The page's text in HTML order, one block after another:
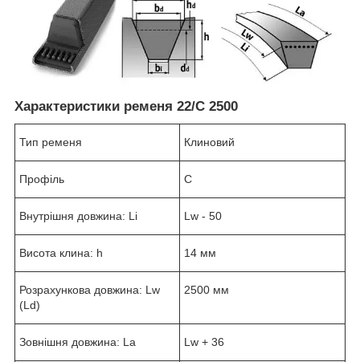
Характеристики ременя 22/C 2500
Тип ременя Клиновий
Профіль C
Внутрішня довжина: Li Lw - 50
Висота клина: h 14 мм
Розрахункова довжина: Lw
(Ld)
2500 мм
Зовнішня довжина: La Lw + 36